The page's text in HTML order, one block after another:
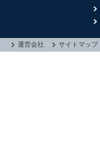
運営会社 サイトマップ